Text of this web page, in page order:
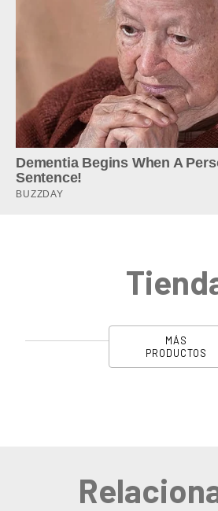
MÁS
PRODUCTOS